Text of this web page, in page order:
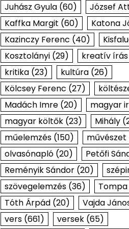
Juhász Gyula(60) József
Kaffka Margit (60) Katona
Kazinczy Ferenc (40)
Kosztolányi(29) kreatív írás
kritika(23) kultúra(26)
Kölcsey Ferenc (27)
Madách Imre(20) magyar
magyar költők(23) Mihály
műelemzés(150) művészet
olvasónapló(20) Petőfi
Reményik Sándor(20)
szövegelemzés(36)
Tóth Árpád(20) Vajda
vers(661) versek(65)